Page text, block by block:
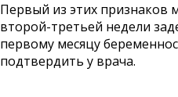
Первый из этих признаков
второй-третьей недели
первому месяцу
подтвердить у врача.